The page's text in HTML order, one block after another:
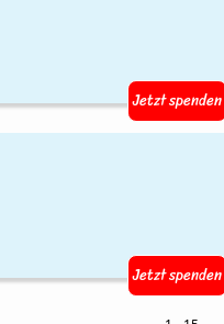
Jetzt spenden
Jetzt spenden